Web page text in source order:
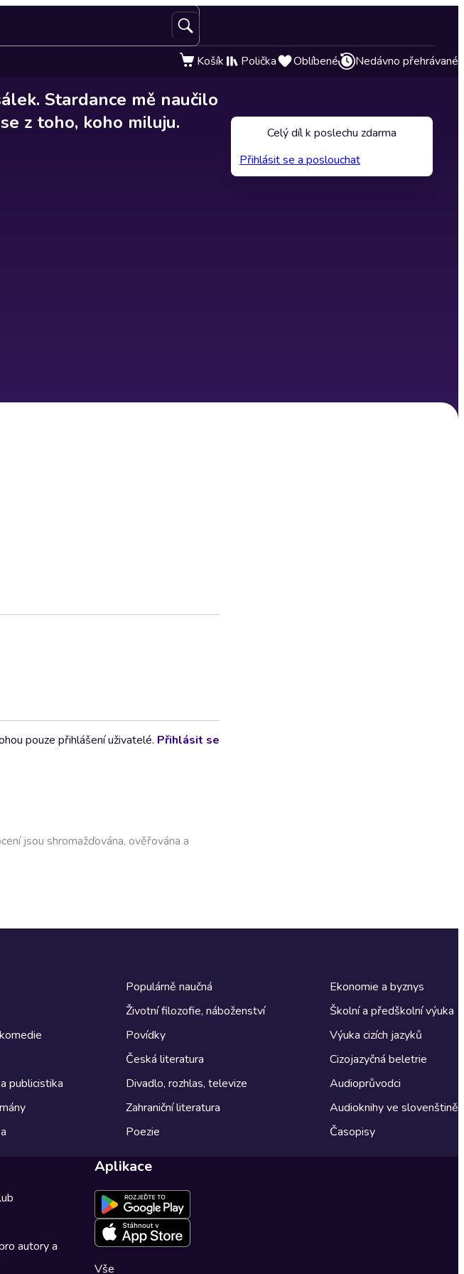
Košík Polička Oblíbené Nedávno přehrávané
Stardance mě naučilo
z toho, koho miluju.
pouze přihlášení uživatelé. Přihlásit se
jsou shromažďována, ověřována a
Celý díl k poslechu zdarma
Přihlásit se a poslouchat
publicistika
Populárně naučná
Životní filozofie, náboženství
Povídky
Česká literatura
Divadlo, rozhlas, televize
Zahraniční literatura
Poezie
Ekonomie a byznys
Školní a předškolní výuka
Výuka cizích jazyků
Cizojazyčná beletrie
Audioprůvodci
Audioknihy ve slovenštině
Časopisy
autory a
Aplikace
Vše